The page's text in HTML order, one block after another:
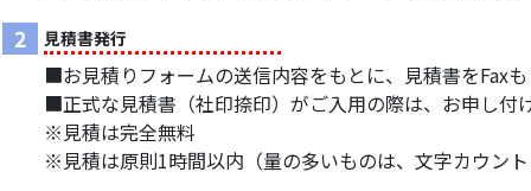
2 見積書発行
■お見積りフォームの送信内容をもとに、見積書をFax
■正式な見積書（社印捺印）がご入用の際は、お申し付
※見積は完全無料
※見積は原則1時間以内（量の多いものは、文字カウン